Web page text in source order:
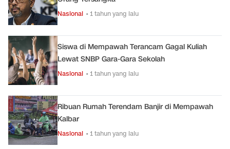
Nasional • 1 tahun yang lalu
Siswa di Mempawah Terancam Gagal Kuliah
Lewat SNBP Gara-Gara Sekolah
Nasional • 1 tahun yang lalu
Ribuan Rumah Terendam Banjir di Mempawah
Kalbar
Nasional • 1 tahun yang lalu